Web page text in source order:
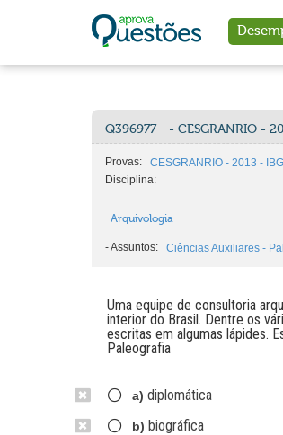
Q396977 - CESGRANRIO -
Provas:
CESGRANRIO - 2013 -
Disciplina:
Arquivologia
-Assuntos: Ciências Auxiliares -
Uma equipe de consultoria
interior do Brasil. Dentre os
escritas em algumas lápides.
Paleografia
a) diplomática
b) biográfica